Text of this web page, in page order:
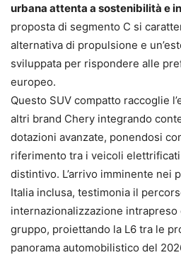
urbana attenta a sostenibilità e
proposta di segmento C si
alternativa di propulsione e
sviluppata per rispondere alle
europeo.
Questo SUV compatto raccoglie
altri brand Chery integrando
dotazioni avanzate, ponendosi
riferimento tra i veicoli
distintivo. L’arrivo imminente nei
Italia inclusa, testimonia il
internazionalizzazione
gruppo, proiettando la L6 tra le
panorama automobilistico del